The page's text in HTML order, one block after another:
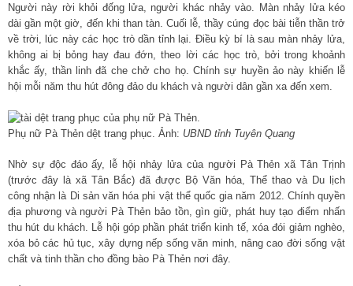
Người này rời khỏi đống lửa, người khác nhảy vào. Màn nhảy lửa kéo
dài gần một giờ, đến khi than tàn. Cuối lễ, thầy cúng đọc bài tiễn thần trở
về trời, lúc này các học trò dần tỉnh lại. Điều kỳ bí là sau màn nhảy lửa,
không ai bị bỏng hay đau đớn, theo lời các học trò, bởi trong khoảnh
khắc ấy, thần linh đã che chở cho họ. Chính sự huyền ảo này khiến lễ
hội mỗi năm thu hút đông đảo du khách và người dân gần xa đến xem.
Phụ nữ Pà Thẻn dệt trang phục. Ảnh: UBND tỉnh Tuyên Quang
Nhờ sự độc đáo ấy, lễ hội nhảy lửa của người Pà Thẻn xã Tân Trịnh
(trước đây là xã Tân Bắc) đã được Bộ Văn hóa, Thể thao và Du lịch
công nhận là Di sản văn hóa phi vật thể quốc gia năm 2012. Chính quyền
địa phương và người Pà Thẻn bảo tồn, gìn giữ, phát huy tạo điểm nhấn
thu hút du khách. Lễ hội góp phần phát triển kinh tế, xóa đói giảm nghèo,
xóa bỏ các hủ tục, xây dựng nếp sống văn minh, nâng cao đời sống vật
chất và tinh thần cho đồng bào Pà Thẻn nơi đây.